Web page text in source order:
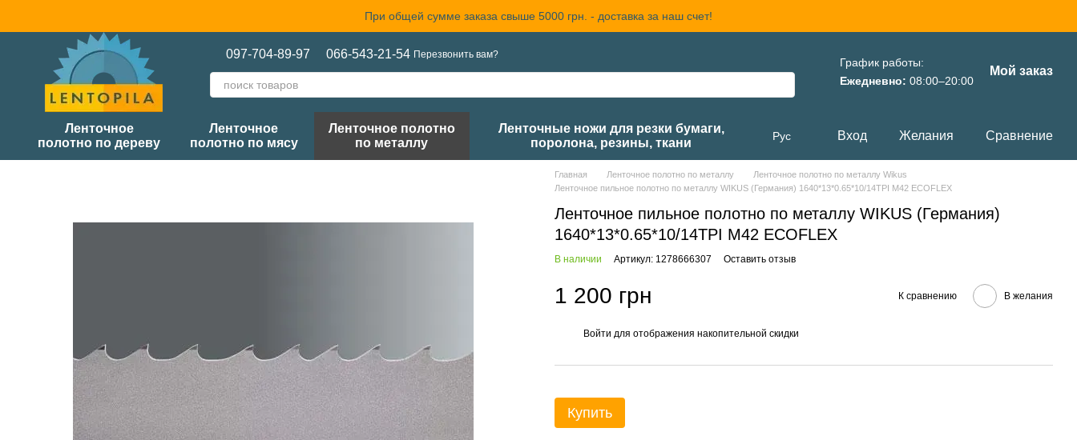
При общей сумме заказа свыше 5000 грн. - доставка за наш счет!
097-704-89-97 066-543-21-54 Перезвонить вам?
График работы:
Ежедневно: 08:00–20:00
Мой заказ
Ленточное
полотно по дереву
Ленточное
полотно по мясу
Ленточное полотно
по металлу
Ленточные ножи для резки бумаги,
поролона, резины, ткани
Рус Вход Желания Сравнение
Главная Ленточное полотно по металлу
Ленточное полотно по металлу Wikus
Ленточное пильное полотно по металлу WIKUS (Германия) 1640*13*0.65*10/14TPI M42 ECOFLEX
Ленточное пильное полотно по металлу WIKUS (Германия)
1640*13*0.65*10/14TPI M42 ECOFLEX
В наличии Артикул: 1278666307 Оставить отзыв
1 200 грн К сравнению В желания
Войти для отображения накопительной скидки
Купить